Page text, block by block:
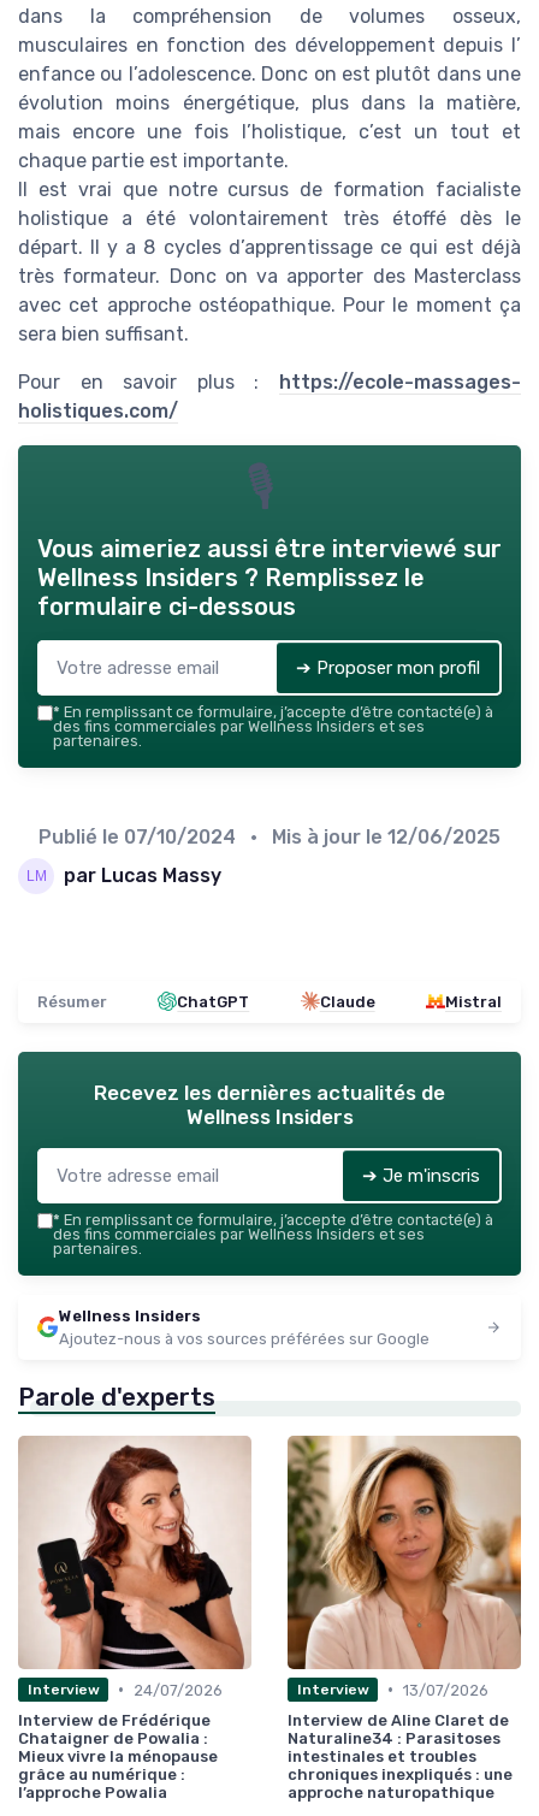
dans la compréhension de volumes osseux,
musculaires en fonction des développement depuis l’
enfance ou l’adolescence. Donc on est plutôt dans une
évolution moins énergétique, plus dans la matière,
mais encore une fois l’holistique, c’est un tout et
chaque partie est importante.
Il est vrai que notre cursus de formation facialiste
holistique a été volontairement très étoffé dès le
départ. Il y a 8 cycles d’apprentissage ce qui est déjà
très formateur. Donc on va apporter des Masterclass
avec cet approche ostéopathique. Pour le moment ça
sera bien suffisant.
Pour en savoir plus : https://ecole-massages-
holistiques.com/
🎙
Vous aimeriez aussi être interviewé sur
Wellness Insiders ? Remplissez le
formulaire ci-dessous
➔ Proposer mon profil
* En remplissant ce formulaire, j’accepte d’être contacté(e) à
des fins commerciales par Wellness Insiders et ses
partenaires.
Publié le 07/10/2024 • Mis à jour le 12/06/2025
par Lucas Massy
Résumer ChatGPT Claude Mistral
Recevez les dernières actualités de
Wellness Insiders
➔ Je m'inscris
* En remplissant ce formulaire, j’accepte d’être contacté(e) à
des fins commerciales par Wellness Insiders et ses
partenaires.
Wellness Insiders
Ajoutez-nous à vos sources préférées sur Google
Parole d'experts
Interview •
24/07/2026
Interview de Frédérique
Chataigner de Powalia :
Mieux vivre la ménopause
grâce au numérique :
l’approche Powalia
Interview • 13/07/2026
Interview de Aline Claret de
Naturaline34 : Parasitoses
intestinales et troubles
chroniques inexpliqués : une
approche naturopathique